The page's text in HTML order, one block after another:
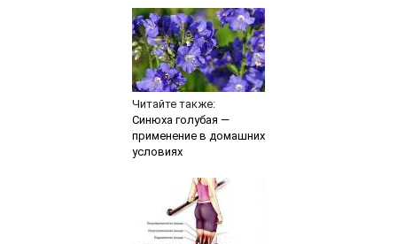
Читайте также:
Синюха голубая —
применение в домашних
условиях